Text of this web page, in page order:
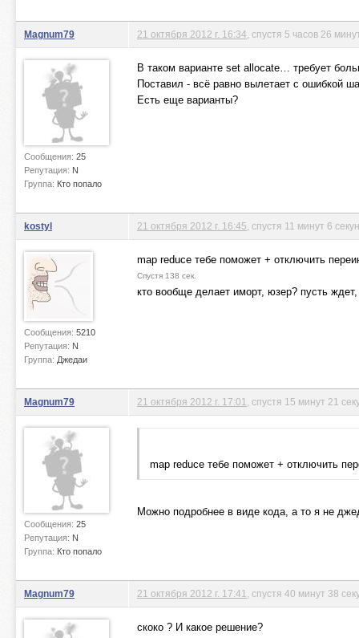
Magnum79
Сообщения: 25
Репутация: N
Группа: Кто попало
21 октября 2012 г. 16:34 , спустя 5 часов 26
В таком варианте set allocate… требует
Поставил - всё равно вылетает с ошибкой
Есть еще варианты?
kostyl
Сообщения: 5210
Репутация: N
Группа: Джедаи
21 октября 2012 г. 16:45 , спустя 11 минут 6
map reduce тебе поможет + отключить
Спустя 138 сек.
кто вообще делает иморт, юзер? пусть
Magnum79
Сообщения: 25
Репутация: N
Группа: Кто попало
21 октября 2012 г. 17:01 , спустя 15 минут 21
map reduce тебе поможет + отключить
Можно подробнее в виде кода, а то я не
Magnum79 21 октября 2012 г. 17:41 , спустя 40 минут 38
скоко ? И какое решение?